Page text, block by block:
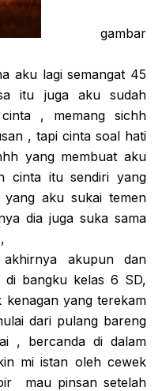
gambar
aku lagi semangat 45
itu juga aku sudah
, memang sichh
, tapi cinta soal hati
yang membuat aku
cinta itu sendiri yang
aku sukai temen
dia juga suka sama
akupun dan
di bangku kelas 6 SD,
kenagan yang terekam
dari pulang bareng
, bercanda di dalam
mi istan oleh cewek
mau pinsan setelah